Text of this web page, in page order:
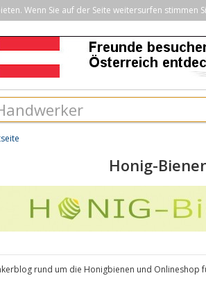
Wenn Sie auf der Seite weitersurfen stimmen
Honig-
rund um die Honigbienen und Onlineshop